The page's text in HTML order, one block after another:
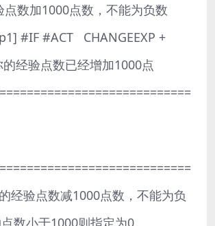
点数加1000点数，不能为负数
#IF #ACT CHANGEEXP +
的经验点数已经增加1000点
经验点数减1000点数，不能为负
数小于1000则指定为0